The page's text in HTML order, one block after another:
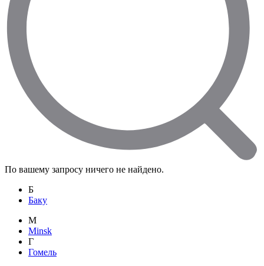
По вашему запросу ничего не найдено.
Б
Баку
M
Minsk
Г
Гомель